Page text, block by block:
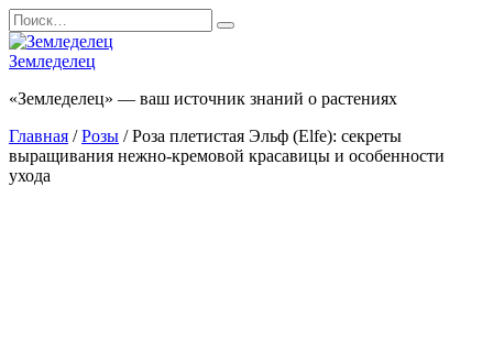
Перейти
к
содержанию
Search
for:
Земледелец
«Земледелец» — ваш источник знаний о растениях
Главная /Розы / Роза плетистая Эльф (Elfe): секреты
выращивания нежно-кремовой красавицы и особенности
ухода